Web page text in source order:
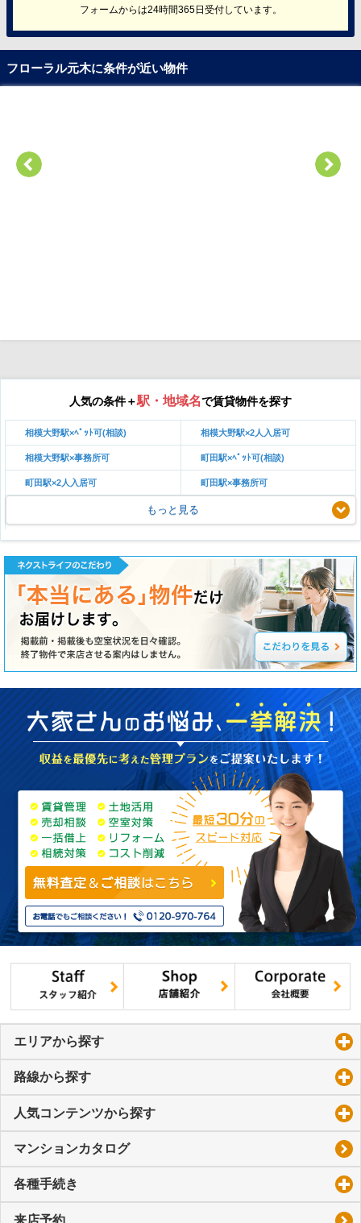
フォームからは24時間365日受付しています。
フローラル元木に条件が近い物件
人気の条件＋駅・地域名で賃貸物件を探す
相模大野駅×ﾍﾟｯﾄ可(相談) 相模大野駅×2人入居可
相模大野駅×事務所可 町田駅×ﾍﾟｯﾄ可(相談)
町田駅×2人入居可 町田駅×事務所可
もっと見る
エリアから探す
路線から探す
人気コンテンツから探す
マンションカタログ
各種手続き
来店予約